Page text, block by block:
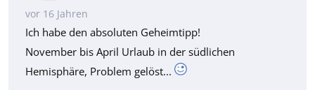
vor 16 Jahren
Ich habe den absoluten Geheimtipp!
November bis April Urlaub in der südlichen
Hemisphäre, Problem gelöst...